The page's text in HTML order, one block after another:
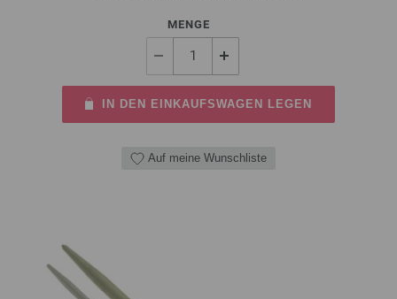
MENGE
IN DEN EINKAUFSWAGEN LEGEN
Auf meine Wunschliste